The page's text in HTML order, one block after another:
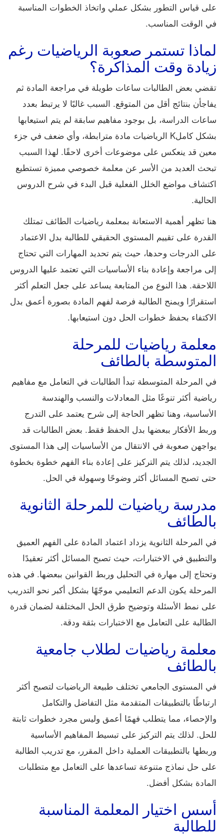
على قياس التطور بشكل عملي واتخاذ الخطوات المناسبة
في الوقت المناسب.
لماذا تستمر صعوبة الرياضيات رغم
زيادة وقت المذاكرة؟
تقضي بعض الطالبات ساعات طويلة في مراجعة المادة ثم
يفاجأن بنتائج أقل من المتوقع. السبب غالبًا لا يرتبط بعدد
ساعات الدراسة، بل بوجود مفاهيم سابقة لم يتم استيعابها
بشكل كاملK الرياضيات مادة مترابطة، وأي ضعف في جزء
معين قد ينعكس على موضوعات أخرى لاحقًا. لهذا السبب
تبحث العديد من الأسر عن معلمة خصوصي مميزة تستطيع
اكتشاف مواضع الخلل الفعلية قبل البدء في شرح الدروس
الحالية.
هنا تظهر أهمية الاستعانة بمعلمة رياضيات الطائف تمتلك
القدرة على تقييم المستوى الحقيقي للطالبة بدل الاعتماد
على الدرجات وحدها، حيث يتم تحديد المهارات التي تحتاج
إلى مراجعة وإعادة بناء الأساسيات التي تعتمد عليها الدروس
اللاحقة. هذا النوع من المتابعة يساعد على جعل التعلم أكثر
استقرارًا ويمنح الطالبة فرصة لفهم المادة بصورة أعمق بدل
الاكتفاء بحفظ خطوات الحل دون استيعابها.
معلمة رياضيات للمرحلة
المتوسطة بالطائف
في المرحلة المتوسطة تبدأ الطالبات في التعامل مع مفاهيم
رياضية أكثر تنوعًا مثل المعادلات والنسب والهندسة
الأساسية، وهنا تظهر الحاجة إلى شرح يعتمد على التدرج
وربط الأفكار ببعضها بدل الحفظ فقط. بعض الطالبات قد
يواجهن صعوبة في الانتقال من الأساسيات إلى هذا المستوى
الجديد، لذلك يتم التركيز على إعادة بناء الفهم خطوة بخطوة
حتى تصبح المسائل أكثر وضوحًا وسهولة في الحل.
مدرسة رياضيات للمرحلة الثانوية
بالطائف
في المرحلة الثانوية يزداد اعتماد المادة على الفهم العميق
والتطبيق في الاختبارات، حيث تصبح المسائل أكثر تعقيدًا
وتحتاج إلى مهارة في التحليل وربط القوانين ببعضها. في هذه
المرحلة يكون الدعم التعليمي موجّهًا بشكل أكبر نحو التدريب
على نمط الأسئلة وتوضيح طرق الحل المختلفة لضمان قدرة
الطالبة على التعامل مع الاختبارات بثقة ودقة.
معلمة رياضيات لطلاب جامعية
بالطائف
في المستوى الجامعي تختلف طبيعة الرياضيات لتصبح أكثر
ارتباطًا بالتطبيقات المتقدمة مثل التفاضل والتكامل
والإحصاء، مما يتطلب فهمًا أعمق وليس مجرد خطوات ثابتة
للحل. لذلك يتم التركيز على تبسيط المفاهيم الأساسية
وربطها بالتطبيقات العملية داخل المقرر، مع تدريب الطالبة
على حل نماذج متنوعة تساعدها على التعامل مع متطلبات
المادة بشكل أفضل.
أسس اختيار المعلمة المناسبة
للطالبة